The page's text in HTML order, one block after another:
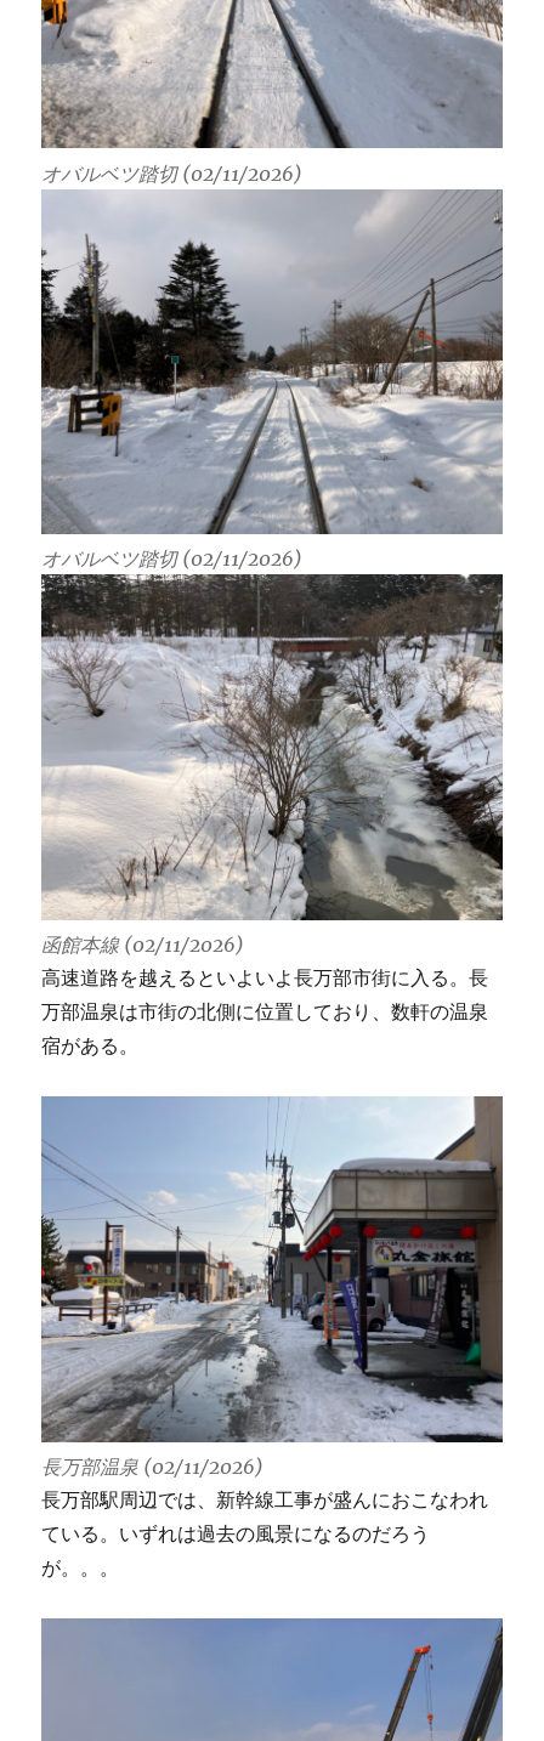
オバルベツ踏切 (02/11/2026)
オバルベツ踏切 (02/11/2026)
函館本線 (02/11/2026)
高速道路を越えるといよいよ長万部市街に入る。長
万部温泉は市街の北側に位置しており、数軒の温泉
宿がある。
長万部温泉 (02/11/2026)
長万部駅周辺では、新幹線工事が盛んにおこなわれ
ている。いずれは過去の風景になるのだろう
が。。。